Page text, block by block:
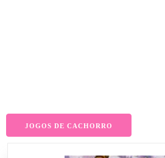
JOGOS DE CACHORRO